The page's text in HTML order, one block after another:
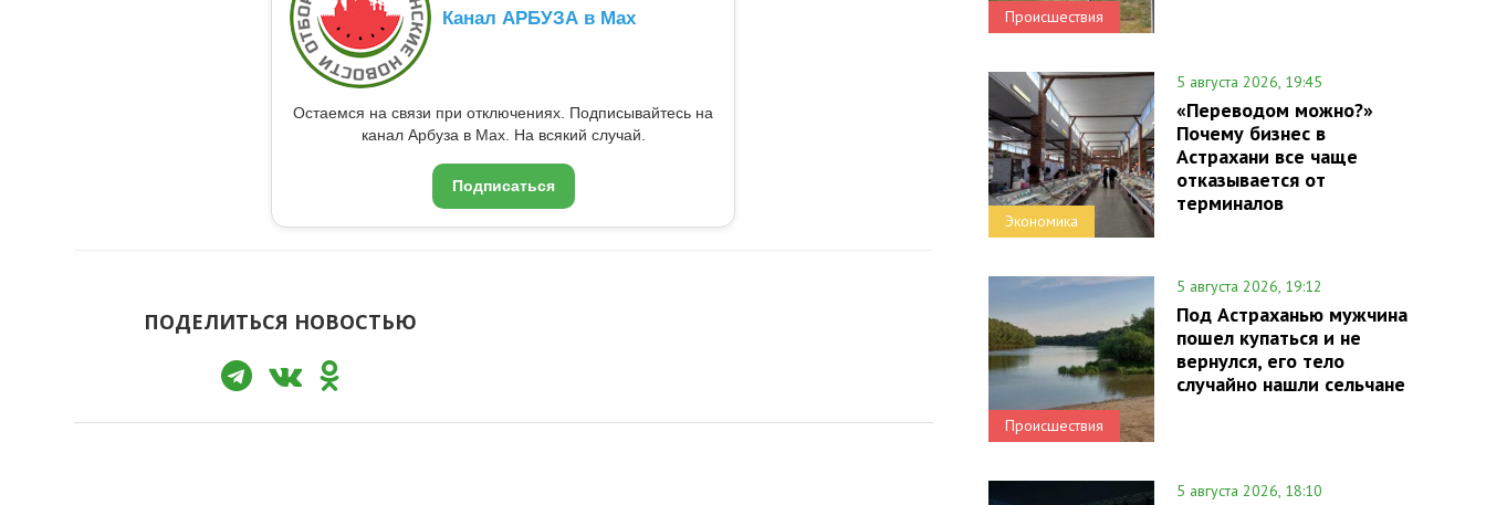
Канал АРБУЗА в Max
Остаемся на связи при отключениях. Подписывайтесь на
канал Арбуза в Max. На всякий случай.
Подписаться
ПОДЕЛИТЬСЯ НОВОСТЬЮ
Происшествия
Экономика
5 августа 2026, 19:45
«Переводом можно?»
Почему бизнес в
Астрахани все чаще
отказывается от
терминалов
Происшествия
5 августа 2026, 19:12
Под Астраханью мужчина
пошел купаться и не
вернулся, его тело
случайно нашли сельчане
5 августа 2026, 18:10